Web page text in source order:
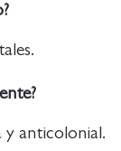
y anticolonial.